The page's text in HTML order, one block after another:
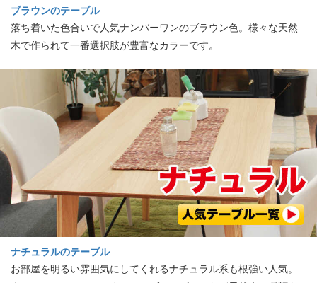
ブラウンのテーブル
落ち着いた色合いで人気ナンバーワンのブラウン色。様々な天然
木で作られて一番選択肢が豊富なカラーです。
ナチュラルのテーブル
お部屋を明るい雰囲気にしてくれるナチュラル系も根強い人気。